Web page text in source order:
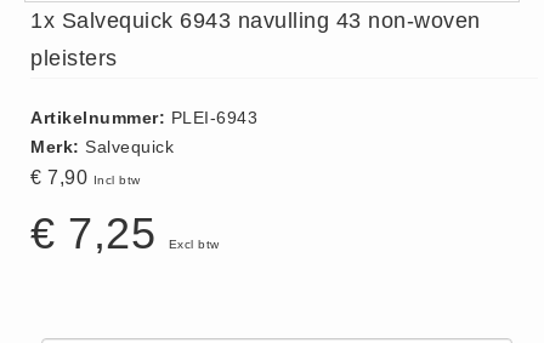
Betalingsmogelijkheden
Klachten
Verzending
Retourneren
Vacatures
1x Salvequick 6943 navulling 43 non-woven
pleisters
Artikelnummer: PLEI-6943
Merk: Salvequick
€ 7,90 Incl btw
€ 7,25 Excl btw